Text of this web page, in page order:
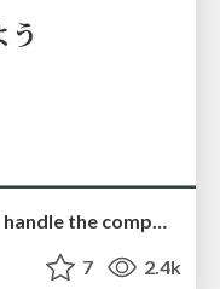
社内報はAIにやらせよう / Let AI handle the company newsletter
7 2.4k